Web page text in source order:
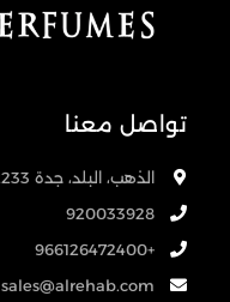
تواصل معنا
الذهب، البلد، جدة 22233
920033928
+966126472400
sales@alrehab.com